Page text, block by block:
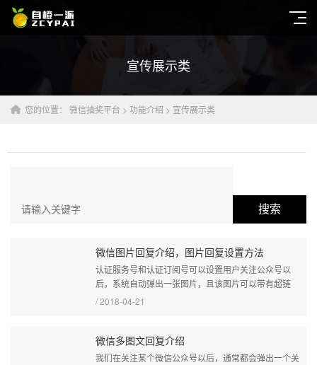
宣传展示类
您的位置： 微信抽奖平台 > 功能介绍 > 宣传展示类
搜索
微信图片回复介绍，图片回复设置方法
认证服务号和认证订阅号可以设置用户关注公众号以
后，系统自动弹出一张图片，且该图片可以带有超链
接，也就是点击图片会跳转到商家指定的网站，下面小
/ 2018-04-21
微信多图文回复介绍
我们在关注某个微信公众号以后，通常都会弹出一个关